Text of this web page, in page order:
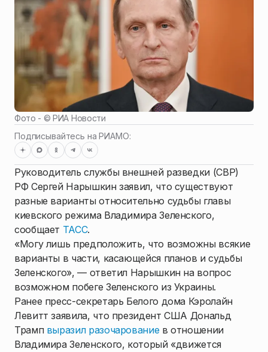
Фото - ©РИА Новости
Подписывайтесь на РИАМО:
Руководитель службы внешней разведки (СВР)
РФ Сергей Нарышкин заявил, что существуют
разные варианты относительно судьбы главы
киевского режима Владимира Зеленского,
сообщает ТАСС.
«Могу лишь предположить, что возможны всякие
варианты в части, касающейся планов и судьбы
Зеленского», — ответил Нарышкин на вопрос
возможном побеге Зеленского из Украины.
Ранее пресс-секретарь Белого дома Кэролайн
Левитт заявила, что президент США Дональд
Трамп выразил разочарованиев отношении
Владимира Зеленского, который «движется